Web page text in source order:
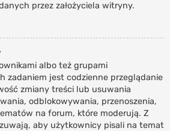
przez założyciela witryny.
albo też grupami
zadaniem jest codzienne przeglądanie
zmiany treści lub usuwania
odblokowywania, przenoszenia,
na forum, które moderują. Z
aby użytkownicy pisali na temat